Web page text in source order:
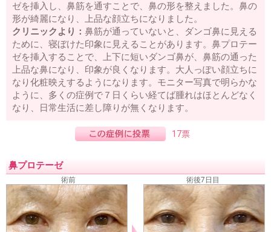
ゼを挿入し、鼻筋を通すことで、鼻の形を整えました。鼻の
形が綺麗になり、上品な顔立ちになりました。
クリニックより： 鼻筋が通っていないと、ダンゴ鼻に見える
ために、寝ぼけた印象に見えることがあります。鼻プロテー
ゼを挿入することで、上下に短いダンゴ鼻が、鼻筋の通った
上品な鼻になり、印象が良くなります。大人っぽい顔立ちに
なり化粧映えするようになります。モニター写真で明らかな
ように、多くの症例で７日くらい経てば腫れはほとんどなく
なり、日常生活に差し障りが無くなります。
17票
鼻プロテーゼ
術前 術後7日目